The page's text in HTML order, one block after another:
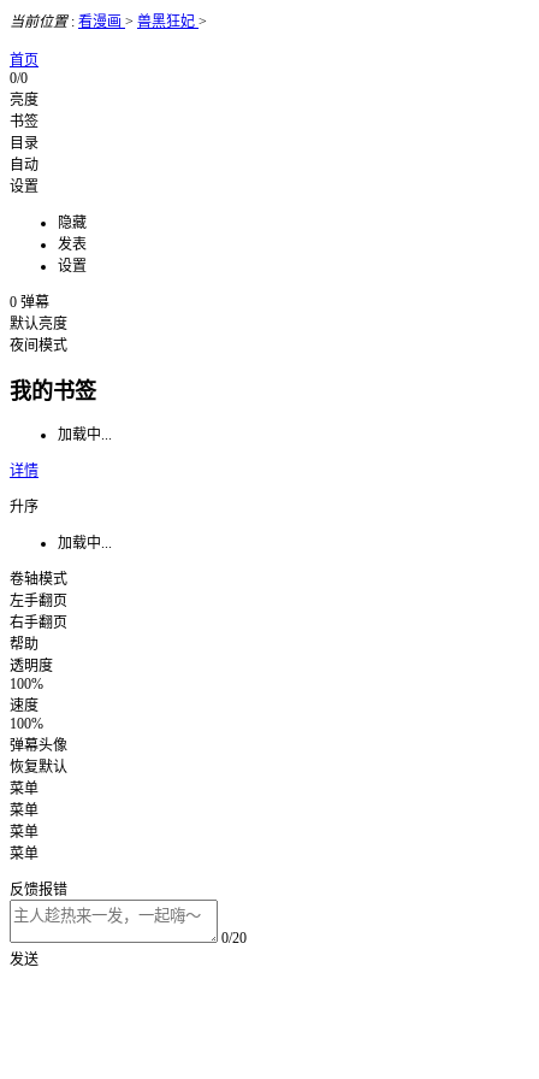
当前位置: 看漫画 > 兽黑狂妃 >
首页
0/0
亮度
书签
目录
自动
设置
隐藏
发表
设置
0 弹幕
默认亮度
夜间模式
我的书签
加载中...
详情
升序
加载中...
卷轴模式
左手翻页
右手翻页
帮助
透明度
100%
速度
100%
弹幕头像
恢复默认
菜单
菜单
菜单
菜单
反馈报错
0/20
发送